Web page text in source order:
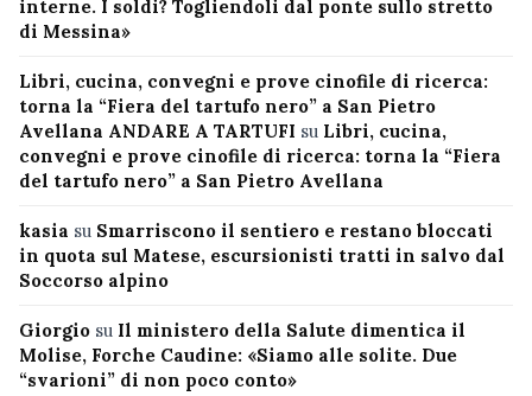
interne. I soldi? Togliendoli dal ponte sullo stretto
di Messina»
Libri, cucina, convegni e prove cinofile di ricerca:
torna la “Fiera del tartufo nero” a San Pietro
Avellana ANDARE A TARTUFI su Libri, cucina,
convegni e prove cinofile di ricerca: torna la “Fiera
del tartufo nero” a San Pietro Avellana
kasia su Smarriscono il sentiero e restano bloccati
in quota sul Matese, escursionisti tratti in salvo dal
Soccorso alpino
Giorgio su Il ministero della Salute dimentica il
Molise, Forche Caudine: «Siamo alle solite. Due
“svarioni” di non poco conto»